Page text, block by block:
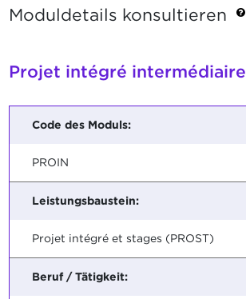
Moduldetails konsultieren
Projet intégré intermédiaire
Code des Moduls:
PROIN
Leistungsbaustein:
Projet intégré et stages (PROST)
Beruf / Tätigkeit: